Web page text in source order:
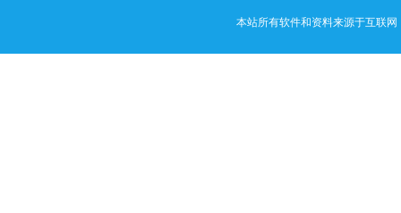
本站所有软件和资料来源于互联